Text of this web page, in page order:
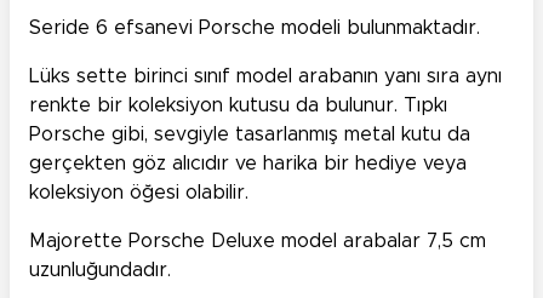
Seride 6 efsanevi Porsche modeli bulunmaktadır.
Lüks sette birinci sınıf model arabanın yanı sıra aynı
renkte bir koleksiyon kutusu da bulunur. Tıpkı
Porsche gibi, sevgiyle tasarlanmış metal kutu da
gerçekten göz alıcıdır ve harika bir hediye veya
koleksiyon öğesi olabilir.
Majorette Porsche Deluxe model arabalar 7,5 cm
uzunluğundadır.